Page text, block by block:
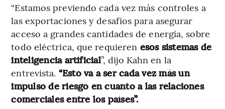
“Estamos previendo cada vez más controles a
las exportaciones y desafíos para asegurar
acceso a grandes cantidades de energía, sobre
todo eléctrica, que requieren esos sistemas de
inteligencia artificial”, dijo Kahn en la
entrevista. “Esto va a ser cada vez más un
impulso de riesgo en cuanto a las relaciones
comerciales entre los países”.